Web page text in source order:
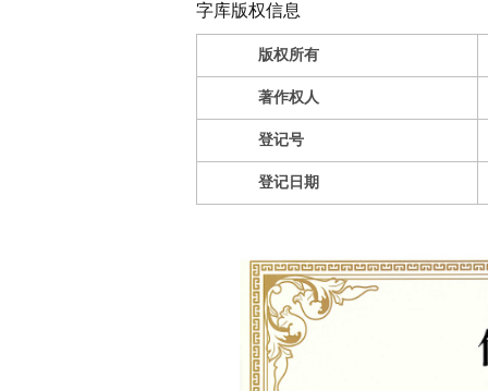
字库版权信息
版权所有
著作权人
登记号
登记日期